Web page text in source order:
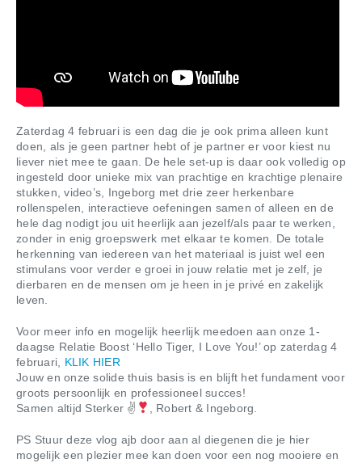
Zaterdag 4 februari is een dag die je ook prima alleen kunt
doen, als je geen partner hebt of je partner er voor kiest nu
liever niet mee te gaan. De hele set-up is daar ook volledig op
ingesteld door unieke mix van prachtige en krachtige plenaire
stukken, video’s, Ingeborg met drie zeer herkenbare
rollenspelen, interactieve oefeningen samen of alleen en de
hele dag nodigt jou uit heerlijk aan jezelf/als paar te werken,
zonder in enig groepswerk met elkaar te komen. De totale
herkenning van iedereen van het materiaal is juist wel een
stimulans voor verder e groei in jouw relatie met je zelf, je
dierbaren en de mensen om je heen in je privé en zakelijk
leven.
Voor meer info en mogelijk heerlijk meedoen aan onze 1-
daagse Relatie Boost ‘Hello Tiger, I Love You!’ op zaterdag 4
februari, KLIK HIER
Jouw en onze solide thuis basis is en blijft het fundament voor
groots persoonlijk en professioneel succes!
Samen altijd Sterker ✌
, Robert & Ingeborg.
PS Stuur deze vlog ajb door aan al diegenen die je hier
mogelijk een plezier mee kan doen voor een nog mooiere en